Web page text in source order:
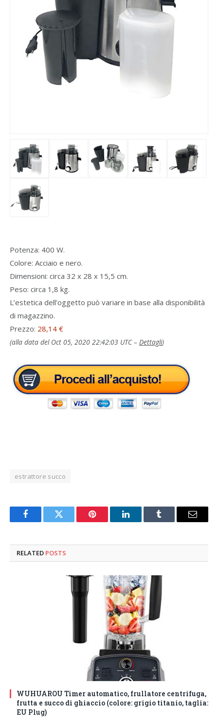
Potenza: 400 W.
Colore: Acciaio e nero.
Dimensioni: circa 32 x 28 x 15,5 cm.
Peso: circa 1,8 kg.
L’estetica dell’oggetto può variare in base alla disponibilità
di magazzino.
Prezzo: 28,14 €
(alla data del Oct 05, 2020 22:42:03 UTC – Dettagli)
estrattore succo
FacebookTwitter Pinterest LinkedInTumblr Email
RELATED POSTS
WUHUAROU Timer automatico, frullatore centrifuga,
frutta e succo di ghiaccio (colore: grigio titanio, taglia:
EU Plug)